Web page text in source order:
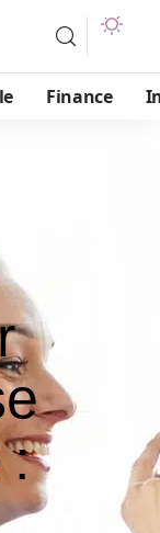
Finance
: